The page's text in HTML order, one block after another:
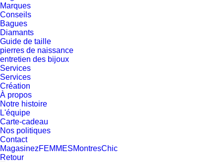
Marques
Conseils
Bagues
Diamants
Guide de taille
pierres de naissance
entretien des bijoux
Services
Services
Création
À propos
Notre histoire
L'équipe
Carte-cadeau
Nos politiques
Contact
MagasinezFEMMESMontresChic
Retour